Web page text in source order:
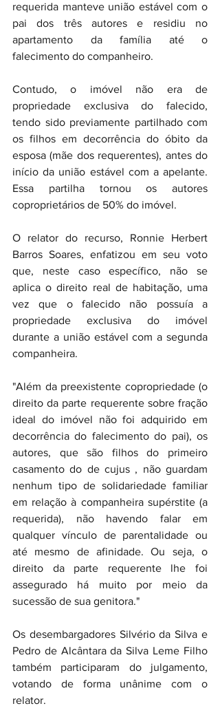
requerida manteve união estável com o
pai dos três autores e residiu no
apartamento da família até o
falecimento do companheiro.
Contudo, o imóvel não era de
propriedade exclusiva do falecido,
tendo sido previamente partilhado com
os filhos em decorrência do óbito da
esposa (mãe dos requerentes), antes do
início da união estável com a apelante.
Essa partilha tornou os autores
coproprietários de 50% do imóvel.
O relator do recurso, Ronnie Herbert
Barros Soares, enfatizou em seu voto
que, neste caso específico, não se
aplica o direito real de habitação, uma
vez que o falecido não possuía a
propriedade exclusiva do imóvel
durante a união estável com a segunda
companheira.
"Além da preexistente copropriedade (o
direito da parte requerente sobre fração
ideal do imóvel não foi adquirido em
decorrência do falecimento do pai), os
autores, que são filhos do primeiro
casamento do de cujus , não guardam
nenhum tipo de solidariedade familiar
em relação à companheira supérstite (a
requerida), não havendo falar em
qualquer vínculo de parentalidade ou
até mesmo de afinidade. Ou seja, o
direito da parte requerente lhe foi
assegurado há muito por meio da
sucessão de sua genitora."
Os desembargadores Silvério da Silva e
Pedro de Alcântara da Silva Leme Filho
também participaram do julgamento,
votando de forma unânime com o
relator.